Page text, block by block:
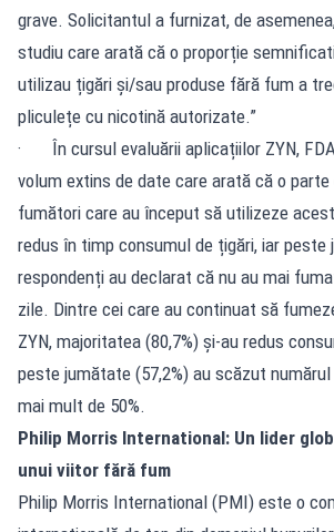
grave. Solicitantul a furnizat, de
studiu care arată că o proporție
utilizau țigări și/sau produse fără fum a
pliculețe cu nicotină autorizate.”
· În cursul evaluării aplicațiilor ZYN,
volum extins de date care arată că o
fumători care au început să utilizeze
redus în timp consumul de țigări, iar
respondenți au declarat că nu au mai
zile. Dintre cei care au continuat să
ZYN, majoritatea (80,7%) și-au redus
peste jumătate (57,2%) au scăzut
mai mult de 50%.
Philip Morris International: Un lider
unui viitor fără fum
Philip Morris International (PMI) este o